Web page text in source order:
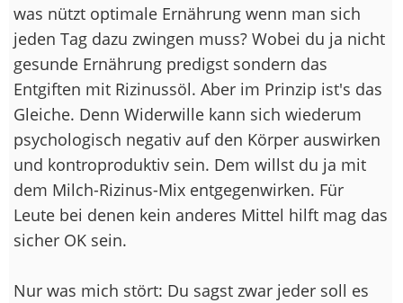
was nützt optimale Ernährung wenn man sich
jeden Tag dazu zwingen muss? Wobei du ja nicht
gesunde Ernährung predigst sondern das
Entgiften mit Rizinussöl. Aber im Prinzip ist's das
Gleiche. Denn Widerwille kann sich wiederum
psychologisch negativ auf den Körper auswirken
und kontroproduktiv sein. Dem willst du ja mit
dem Milch-Rizinus-Mix entgegenwirken. Für
Leute bei denen kein anderes Mittel hilft mag das
sicher OK sein.
Nur was mich stört: Du sagst zwar jeder soll es